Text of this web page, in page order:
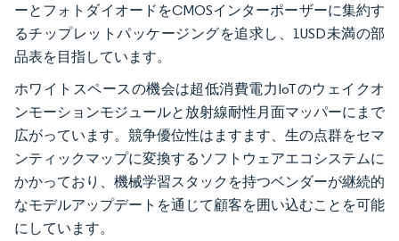
ーとフォトダイオードをCMOSインターポーザーに集約す
るチップレットパッケージングを追求し、1USD未満の部
品表を目指しています。
ホワイトスペースの機会は超低消費電力IoTのウェイクオ
ンモーションモジュールと放射線耐性月面マッパーにまで
広がっています。競争優位性はますます、生の点群をセマ
ンティックマップに変換するソフトウェアエコシステムに
かかっており、機械学習スタックを持つベンダーが継続的
なモデルアップデートを通じて顧客を囲い込むことを可能
にしています。